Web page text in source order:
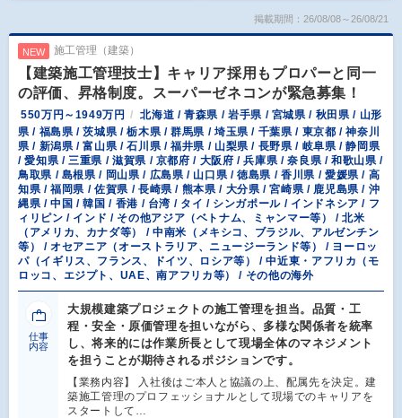
掲載期間：26/08/08～26/08/21
NEW 施工管理（建築）
【建築施工管理技士】キャリア採用もプロパーと同一
の評価、昇格制度。スーパーゼネコンが緊急募集！
550万円～1949万円
北海道 / 青森県 / 岩手県 / 宮城県 / 秋田県 / 山形
県 / 福島県 / 茨城県 / 栃木県 / 群馬県 / 埼玉県 / 千葉県 / 東京都 / 神奈川
県 / 新潟県 / 富山県 / 石川県 / 福井県 / 山梨県 / 長野県 / 岐阜県 / 静岡県
/ 愛知県 / 三重県 / 滋賀県 / 京都府 / 大阪府 / 兵庫県 / 奈良県 / 和歌山県 /
鳥取県 / 島根県 / 岡山県 / 広島県 / 山口県 / 徳島県 / 香川県 / 愛媛県 / 高
知県 / 福岡県 / 佐賀県 / 長崎県 / 熊本県 / 大分県 / 宮崎県 / 鹿児島県 / 沖
縄県 / 中国 / 韓国 / 香港 / 台湾 / タイ / シンガポール / インドネシア / フ
ィリピン / インド / その他アジア（ベトナム、ミャンマー等） / 北米
（アメリカ、カナダ等） / 中南米（メキシコ、ブラジル、アルゼンチン
等） / オセアニア（オーストラリア、ニュージーランド等） / ヨーロッ
パ（イギリス、フランス、ドイツ、ロシア等） / 中近東・アフリカ（モ
ロッコ、エジプト、UAE、南アフリカ等） / その他の海外
仕事
内容
大規模建築プロジェクトの施工管理を担当。品質・工
程・安全・原価管理を担いながら、多様な関係者を統率
し、将来的には作業所長として現場全体のマネジメント
を担うことが期待されるポジションです。
【業務内容】 入社後はご本人と協議の上、配属先を決定。建
築施工管理のプロフェッショナルとして現場でのキャリアを
スタートして…